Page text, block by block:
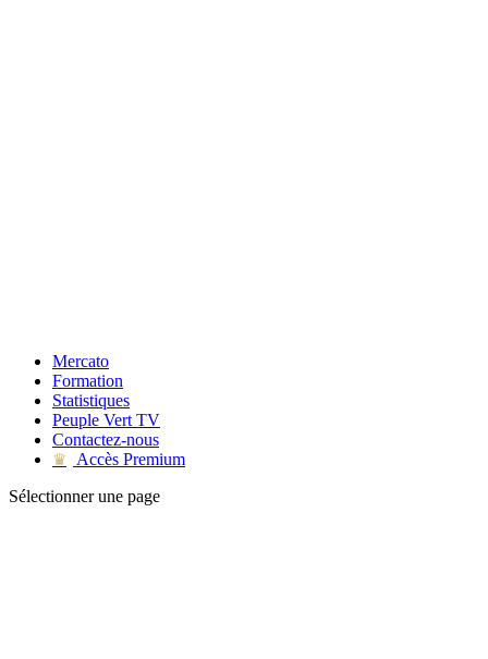
Mercato
Formation
Statistiques
Peuple Vert TV
Contactez-nous
♛
Accès Premium
Sélectionner une page